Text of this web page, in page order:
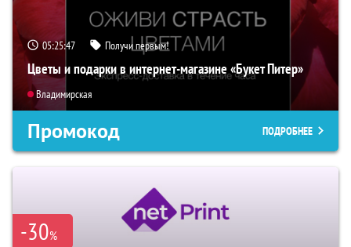
05:25:46 Получи первым!
Цветы и подарки в интернет-магазине «Букет Питер»
Владимирская
Промокод ПОДРОБНЕЕ
-30%